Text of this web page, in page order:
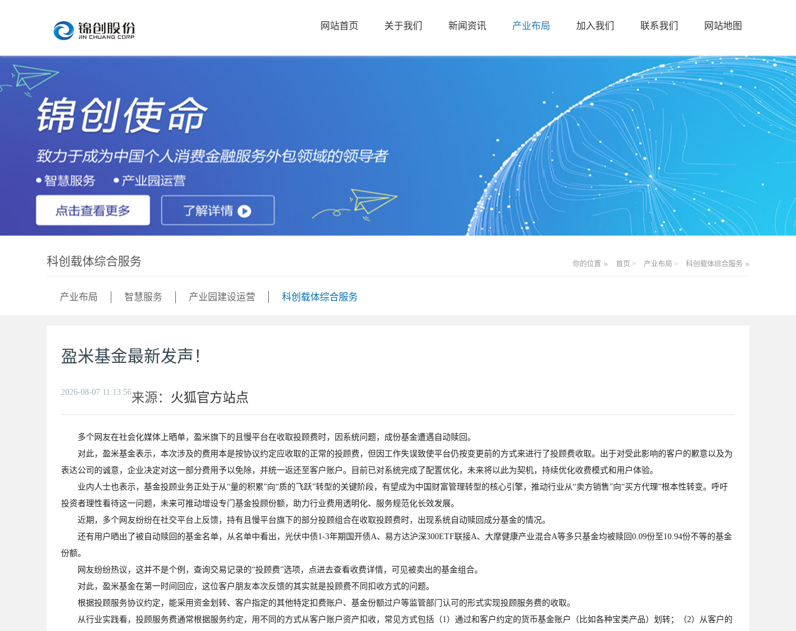
网站首页 关于我们 新闻资讯 产业布局 加入我们 联系我们 网站地图
科创载体综合服务 你的位置 首页 > 产业布局 > 科创载体综合服务
产业布局 智慧服务 产业园建设运营 科创载体综合服务
盈米基金最新发声！
2026-08-07 11:13:56来源： 火狐官方站点
多个网友在社会化媒体上晒单，盈米旗下的且慢平台在收取投顾费时，因系统问题，成份基金遭遇自动赎回。
对此，盈米基金表示，本次涉及的费用本是按协议约定应收取的正常的投顾费，但因工作失误致使平台仍按变更前的方式来进行了投顾费收取。出于对受此影响的客户的歉意以及为
表达公司的诚意，企业决定对这一部分费用予以免除，并统一返还至客户账户。目前已对系统完成了配置优化，未来将以此为契机，持续优化收费模式和用户体验。
业内人士也表示，基金投顾业务正处于从“量的积累”向“质的飞跃”转型的关键阶段，有望成为中国财富管理转型的核心引擎，推动行业从“卖方销售”向“买方代理”根本性转变。呼吁
投资者理性看待这一问题，未来可推动增设专门基金投顾份额，助力行业费用透明化、服务规范化长效发展。
近期，多个网友纷纷在社交平台上反馈，持有且慢平台旗下的部分投顾组合在收取投顾费时，出现系统自动赎回成分基金的情况。
还有用户晒出了被自动赎回的基金名单，从名单中看出，光伏中债1-3年期国开债A、易方达沪深300ETF联接A、大摩健康产业混合A等多只基金均被赎回0.09份至10.94份不等的基金
份额。
网友纷纷热议，这并不是个例，查询交易记录的“投顾费”选项，点进去查看收费详情，可见被卖出的基金组合。
对此，盈米基金在第一时间回应，这位客户朋友本次反馈的其实就是投顾费不同扣收方式的问题。
根据投顾服务协议约定，能采用资金划转、客户指定的其他特定扣费账户、基金份额过户等监管部门认可的形式实现投顾服务费的收取。
从行业实践看，投顾服务费通常根据服务约定，用不同的方式从客户账户资产扣收，常见方式包括（1）通过和客户约定的货币基金账户（比如各种宝类产品）划转；（2）从客户的